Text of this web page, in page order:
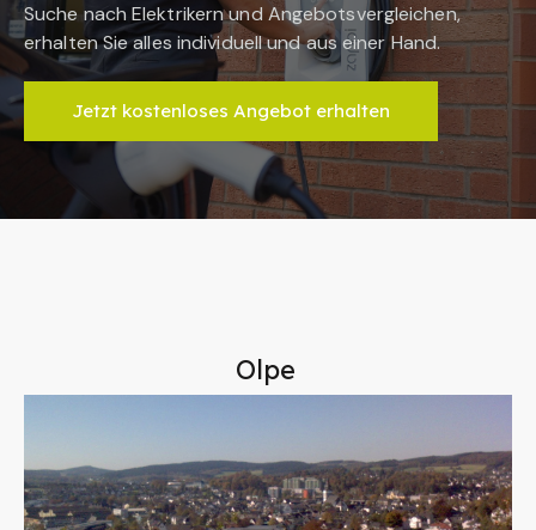
Suche nach Elektrikern und Angebotsvergleichen,
erhalten Sie alles individuell und aus einer Hand.
Jetzt kostenloses Angebot erhalten
Olpe